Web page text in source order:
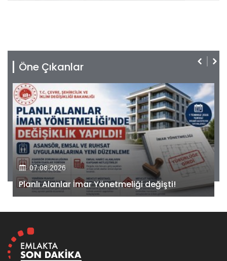
Öne Çıkanlar
07.08.2026
Kiler GYO’dan Pendik Dolayoba projesiyle ilgili
önemli adım!